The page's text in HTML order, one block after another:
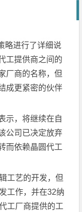
略进行了详细说
工提供商之间的
厂商的名称，但
成更紧密的伙伴
示，将继续在自
公司已决定放弃
而依赖晶圆代工
工艺的开发，但
工作，并在32纳
工厂商提供的工